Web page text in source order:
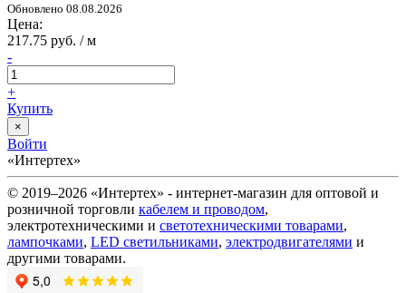
Обновлено 08.08.2026
Цена:
217.75 руб. / м
-
+
Купить
×
Войти
«Интертех»
© 2019–2026 «Интертех» - интернет-магазин для оптовой и
розничной торговли кабелем и проводом,
электротехническими и светотехническими товарами,
лампочками, LED светильниками, электродвигателями и
другими товарами.